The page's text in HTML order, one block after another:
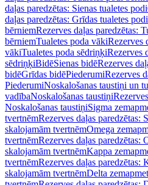
daļas paredzētas: Sienas tualetes podi
daļas paredzētas: Grīdas tualetes podi
bērniemRezerves daļas paredzētas:
bērniemTualetes poda vākiRezerves
vākiTualetes poda sēdriņķiRezerves
sēdriņķiBidēSienas bidēRezerves
bidēGrīdas bidēPiederumiRezerves
PiederumiNoskalošanas taustiņi un
vadībaNoskalošanas taustiņi
Noskalošanas taustiņiSigma
tvertnēmRezerves daļas paredzētas:
skalojamām tvertnēmOmega
tvertnēmRezerves daļas paredzētas:
skalojamām tvertnēmKappa
tvertnēmRezerves daļas paredzētas:
skalojamām tvertnēmDelta